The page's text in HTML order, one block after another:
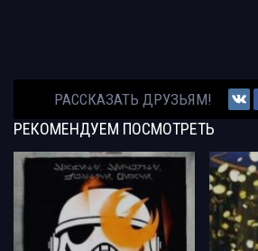
РАССКАЗАТЬ ДРУЗЬЯМ!
РЕКОМЕНДУЕМ ПОСМОТРЕТЬ